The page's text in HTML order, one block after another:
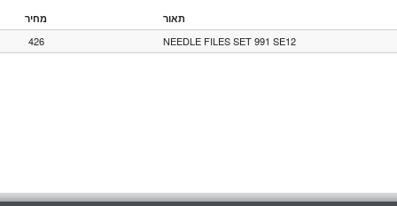
תאור מחיר
NEEDLE FILES SET 991 SE12
426